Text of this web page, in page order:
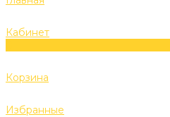
Кабинет
Корзина
Избранные